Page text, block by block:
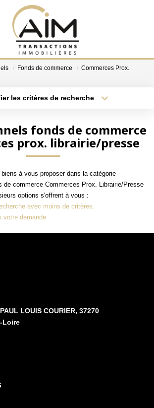
ACHETER
Les Agences
Notre Équipe
Nos Témoignages
Nos Partenaires
NOS ACTUALITÉS
Fonds de commerce
Commerces Prox.
les critères de recherche
Budget max
fonds de commerce
prox. librairie/presse
à vous proposer dans la catégorie
de commerce Commerces Prox. Librairie/Presse
options s'offrent à vous :
avec moins de critères.
votre demande
LOUIS COURIER, 37270
Loire